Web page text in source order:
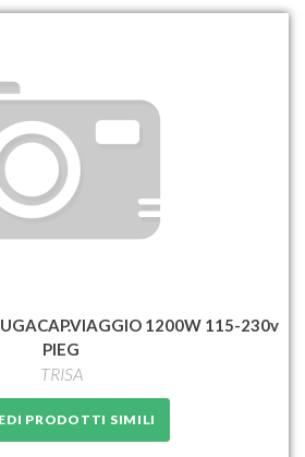
1200W 115-230v
PIEG
TRISA
PRODOTTI SIMILI